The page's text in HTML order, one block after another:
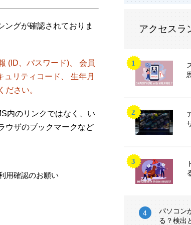
ングが確認されておりま
(ID、パスワード)、 会員
リティコード、 生年月
ださい。
内のリンクではなく、い
ウザのブックマークなど
用確認のお願い
アクセスラ
パソコン
る？検出